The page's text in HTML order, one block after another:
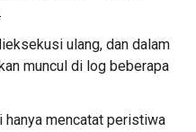
ulang, dan dalam
muncul di log beberapa
hanya mencatat peristiwa